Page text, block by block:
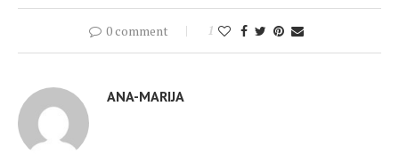
0 comment 1
ANA-MARIJA